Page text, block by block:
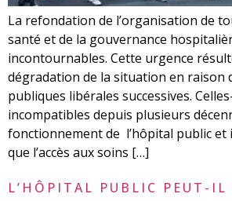
La refondation de l’organisation de
santé et de la gouvernance
incontournables. Cette urgence
dégradation de la situation en raison
publiques libérales successives.
incompatibles depuis plusieurs
fonctionnement de l’hôpital public et
que l’accès aux soins […]
L’HÔPITAL PUBLIC PEUT-IL